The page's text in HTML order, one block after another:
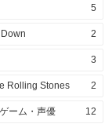
5
2
3
Rolling Stones 2
ーム・声優 12